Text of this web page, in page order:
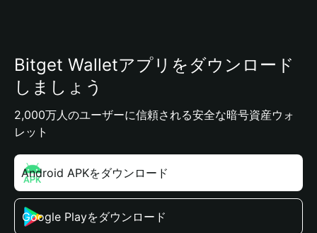
Bitget Walletアプリをダウンロード
しましょう
2,000万人のユーザーに信頼される安全な暗号資産ウォ
レット
Android APKをダウンロード
Google Playをダウンロード